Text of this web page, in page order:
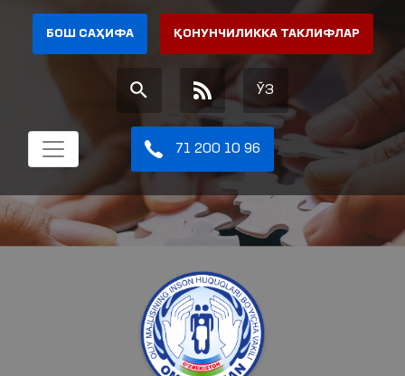
БОШ САҲИФА ҚОНУНЧИЛИККА ТАКЛИФЛАР
ЎЗ
71 200 10 96